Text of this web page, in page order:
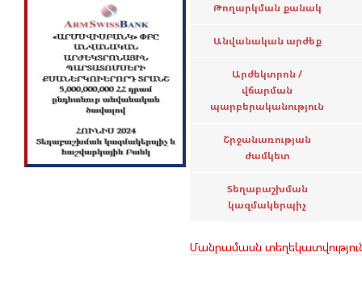
Թողարկման քանակ
Անվանական արժեք
Արժեկտրոն /
վճարման
պարբերականություն
Շրջանառության
ժամկետ
Տեղաբաշխման
կազմակերպիչ
Մանրամասն